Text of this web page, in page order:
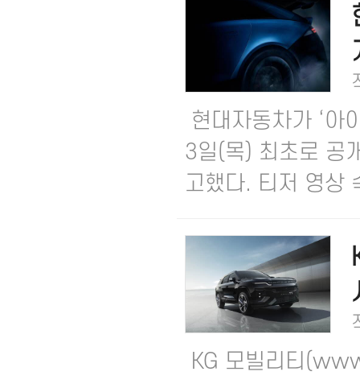
현대자동차가 ‘아
3일(목) 최초로 공
고했다.​ 티저 영상
KG 모빌리티